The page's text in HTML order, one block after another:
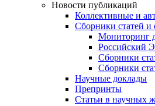
Новости публикаций
Коллективные и
Сборники статей и
Мониторинг
Российский
Сборники
Сборники
Научные доклады
Препринты
Статьи в научных